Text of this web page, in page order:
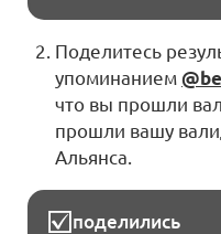
Поделитесь
упоминанием
что вы прошли
прошли вашу
Альянса.
поделились